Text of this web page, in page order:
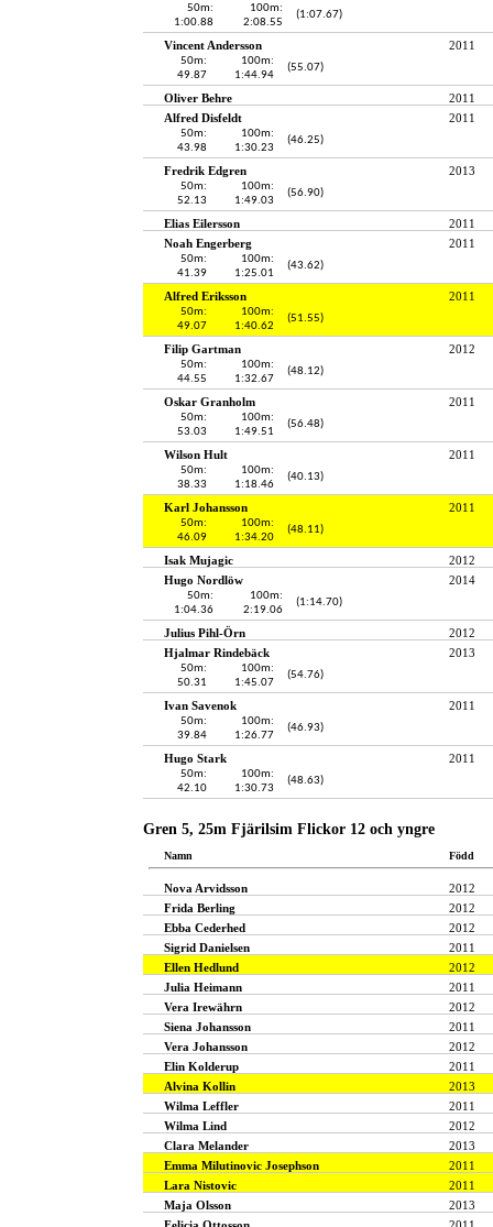
50m:
1:00.88
100m:
2:08.55
(1:07.67)
Vincent Andersson 2011
50m:
49.87
100m:
1:44.94
(55.07)
Oliver Behre
2011
Alfred Disfeldt
2011
50m:
43.98
100m:
1:30.23
(46.25)
Fredrik Edgren 2013
50m:
52.13
100m:
1:49.03
(56.90)
Elias Eilersson
2011
Noah Engerberg
2011
50m:
41.39
100m:
1:25.01
(43.62)
Alfred Eriksson 2011
50m:
49.07
100m:
1:40.62
(51.55)
Filip Gartman 2012
50m:
44.55
100m:
1:32.67
(48.12)
Oskar Granholm 2011
50m:
53.03
100m:
1:49.51
(56.48)
Wilson Hult 2011
50m:
38.33
100m:
1:18.46
(40.13)
Karl Johansson 2011
50m:
46.09
100m:
1:34.20
(48.11)
Isak Mujagic
2012
Hugo Nordlöw
2014
50m:
1:04.36
100m:
2:19.06
(1:14.70)
Julius Pihl-Örn
2012
Hjalmar Rindebäck
2013
50m:
50.31
100m:
1:45.07
(54.76)
Ivan Savenok 2011
50m:
39.84
100m:
1:26.77
(46.93)
Hugo Stark 2011
50m:
42.10
100m:
1:30.73
(48.63)
Gren 5, 25m Fjärilsim Flickor 12 och yngre
Namn Född
Nova Arvidsson
2012
Frida Berling
2012
Ebba Cederhed
2012
Sigrid Danielsen
2011
Ellen Hedlund
2012
Julia Heimann
2011
Vera Irewährn
2012
Siena Johansson
2011
Vera Johansson
2012
Elin Kolderup
2011
Alvina Kollin
2013
Wilma Leffler
2011
Wilma Lind
2012
Clara Melander
2013
Emma Milutinovic Josephson
2011
Lara Nistovic
2011
Maja Olsson
2013